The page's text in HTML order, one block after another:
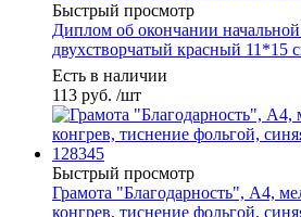
Быстрый просмотр
Диплом об окончании
двухстворчатый красный 11*15
Есть в наличии
113 руб. /шт
Быстрый просмотр
Грамота "Благодарность", А4,
конгрев, тиснение фольгой,